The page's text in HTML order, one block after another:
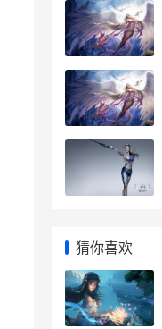
猜你喜欢